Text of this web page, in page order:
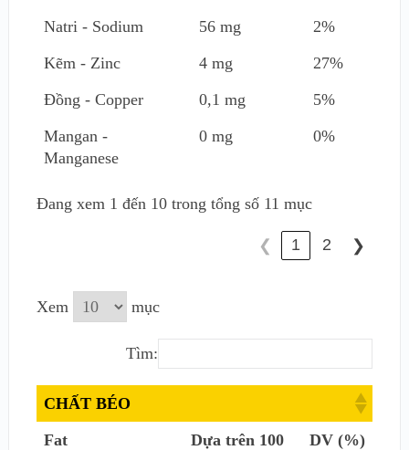
Natri - Sodium
56 mg
2%
Kẽm - Zinc
4 mg
27%
Đồng - Copper
0,1 mg
5%
Mangan -
Manganese
0 mg 0%
Đang xem 1 đến 10 trong tổng số 11 mục
❮ 1 2 ❯
Xem mục
Tìm:
CHẤT BÉO
Fat
Dựa trên 100
DV (%)